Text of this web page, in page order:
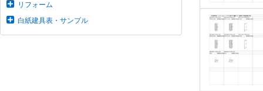
リフォーム
白紙建具表・サンプル